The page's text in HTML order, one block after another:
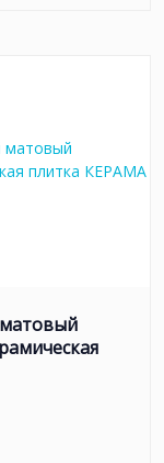
матовый